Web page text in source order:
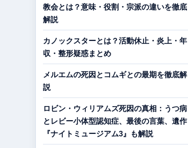
教会とは？意味・役割・宗派の違いを徹底
解説
カノックスターとは？活動休止・炎上・年
収・整形疑惑まとめ
メルエムの死因とコムギとの最期を徹底解
説
ロビン・ウィリアムズ死因の真相：うつ病
とレビー小体型認知症、最後の言葉、遺作
『ナイトミュージアム3』も解説